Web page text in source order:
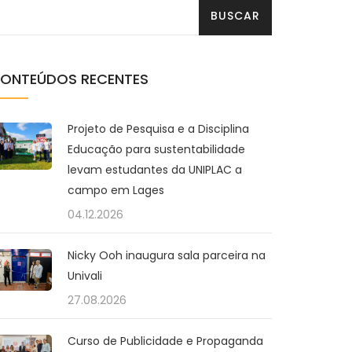
RECENTES
Projeto de Pesquisa e a Disciplina
Educação para sustentabilidade
levam estudantes da UNIPLAC a
campo em Lages
04.12.2026
Nicky Ooh inaugura sala parceira na
Univali
27.08.2026
Curso de Publicidade e Propaganda